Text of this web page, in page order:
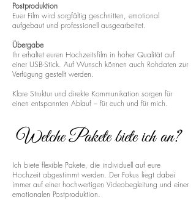
Postproduktion
Euer Film wird sorgfältig geschnitten, emotional
aufgebaut und professionell ausgearbeitet.
Übergabe
Ihr erhaltet euren Hochzeitsfilm in hoher Qualität auf
einer USB-Stick. Auf Wunsch können auch Rohdaten zur
Verfügung gestellt werden.
Klare Struktur und direkte Kommunikation sorgen für
einen entspannten Ablauf – für euch und für mich.
Welche Pakete biete ich an?
Ich biete flexible Pakete, die individuell auf eure
Hochzeit abgestimmt werden. Der Fokus liegt dabei
immer auf einer hochwertigen Videobegleitung und einer
emotionalen Postproduktion.